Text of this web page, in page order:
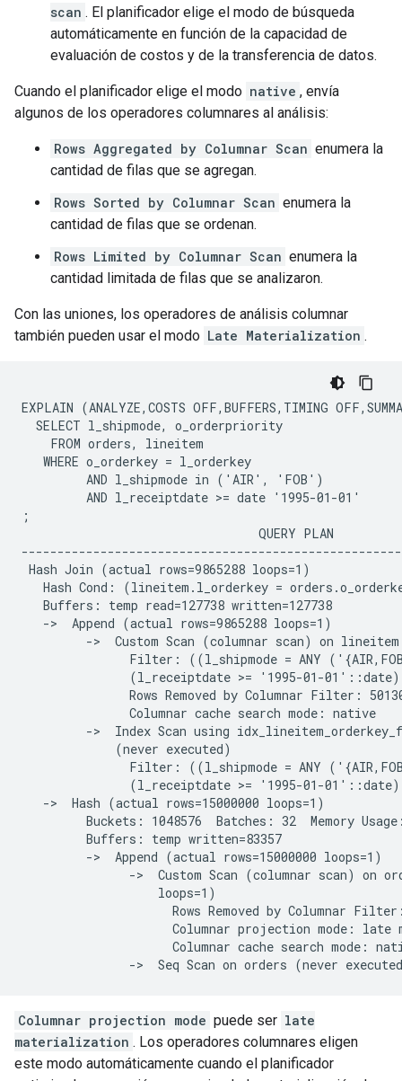
scan . El planificador elige el modo de búsqueda
automáticamente en función de la capacidad de
evaluación de costos y de la transferencia de datos.
Cuando el planificador elige el modo native , envía
algunos de los operadores columnares al análisis:
Rows Aggregated by Columnar Scan enumera la
cantidad de filas que se agregan.
Rows Sorted by Columnar Scan enumera la
cantidad de filas que se ordenan.
Rows Limited by Columnar Scan enumera la
cantidad limitada de filas que se analizaron.
Con las uniones, los operadores de análisis columnar
también pueden usar el modo Late Materialization .
EXPLAIN (ANALYZE,COSTS OFF,BUFFERS,TIMING
  SELECT l_shipmode, o_orderpriority
    FROM orders, lineitem
   WHERE o_orderkey = l_orderkey
         AND l_shipmode in ('AIR', 'FOB')
         AND l_receiptdate >= date '1995-01-01'
;
                                 QUERY PLAN
Hash Join (actual rows=9865288 loops=1)
Hash Cond: (lineitem.l_orderkey =
   Buffers: temp read=127738 written=127738
   ->  Append (actual rows=9865288 loops=1)
->  Custom Scan (columnar scan) on
Filter: ((l_shipmode = ANY
(l_receiptdate >= '1995-01-
Rows Removed by Columnar Filter:
               Columnar cache search mode: native
->  Index Scan using
             (never executed)
Filter: ((l_shipmode = ANY
(l_receiptdate >= '1995-01-
   ->  Hash (actual rows=15000000 loops=1)
Buckets: 1048576  Batches: 32  Memory
         Buffers: temp written=83357
         ->  Append (actual rows=15000000 loops=1)
->  Custom Scan (columnar scan) on
                   loops=1)
Rows Removed by Columnar
Columnar projection mode: late
Columnar cache search mode:
Columnar projection mode puede ser late
materialization . Los operadores columnares eligen
este modo automáticamente cuando el planificador